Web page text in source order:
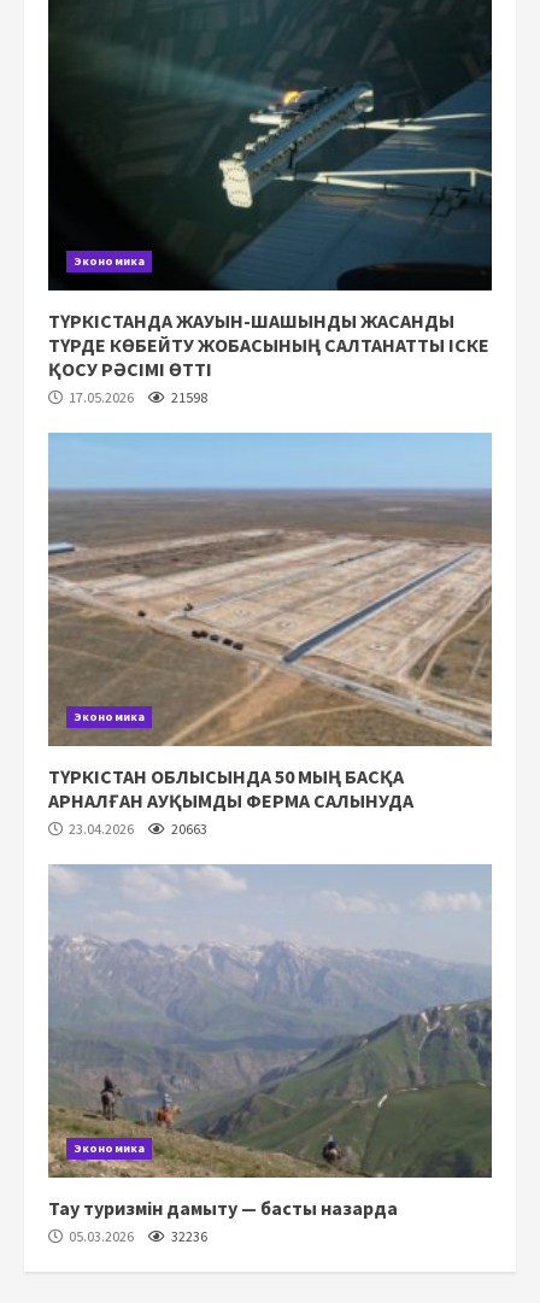
Экономика
ТҮРКІСТАНДА ЖАУЫН-ШАШЫНДЫ ЖАСАНДЫ
ТҮРДЕ КӨБЕЙТУ ЖОБАСЫНЫҢ САЛТАНАТТЫ ІСКЕ
ҚОСУ РӘСІМІ ӨТТІ
17.05.2026 21598
Экономика
ТҮРКІСТАН ОБЛЫСЫНДА 50 МЫҢ БАСҚА
АРНАЛҒАН АУҚЫМДЫ ФЕРМА САЛЫНУДА
23.04.2026 20663
Экономика
Тау туризмін дамыту — басты назарда
05.03.2026 32236